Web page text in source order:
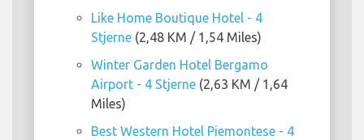
Like Home Boutique Hotel - 4
Stjerne (2,48 KM / 1,54 Miles)
Winter Garden Hotel Bergamo
Airport - 4 Stjerne (2,63 KM / 1,64
Miles)
Best Western Hotel Piemontese - 4